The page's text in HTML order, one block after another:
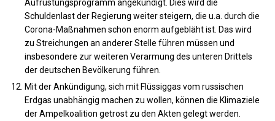
Aufrüstungsprogramm angekündigt. Dies wird die
Schuldenlast der Regierung weiter steigern, die u.a. durch die
Corona-Maßnahmen schon enorm aufgebläht ist. Das wird
zu Streichungen an anderer Stelle führen müssen und
insbesondere zur weiteren Verarmung des unteren Drittels
der deutschen Bevölkerung führen.
Mit der Ankündigung, sich mit Flüssiggas vom russischen
Erdgas unabhängig machen zu wollen, können die Klimaziele
der Ampelkoalition getrost zu den Akten gelegt werden.